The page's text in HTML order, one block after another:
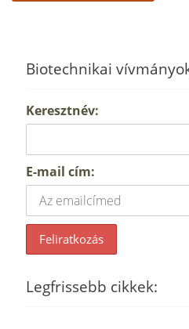
Biotechnikai
Keresztnév:
E-mail cím:
Legfrissebb cikkek: